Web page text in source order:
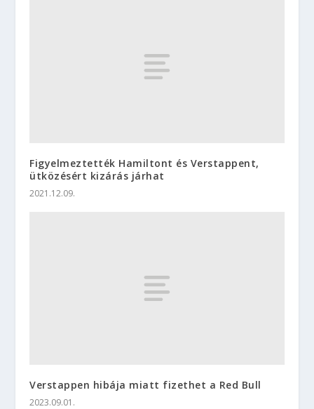
Figyelmeztették Hamiltont és Verstappent,
ütközésért kizárás járhat
2021.12.09.
Verstappen hibája miatt fizethet a Red Bull
2023.09.01.